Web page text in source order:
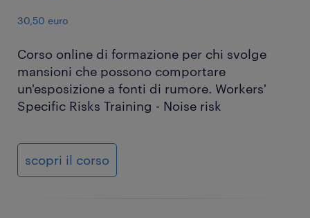
30,50 euro
Corso online di formazione per chi svolge
mansioni che possono comportare
un'esposizione a fonti di rumore. Workers'
Specific Risks Training - Noise risk
scopri il corso